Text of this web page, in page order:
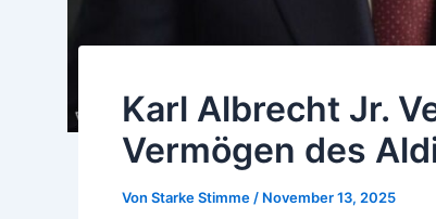
Karl Albrecht Jr.
Vermögen des
Von Starke Stimme / November 13, 2025